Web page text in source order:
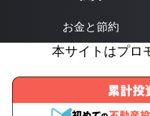
お金と節約
本サイトはプロ